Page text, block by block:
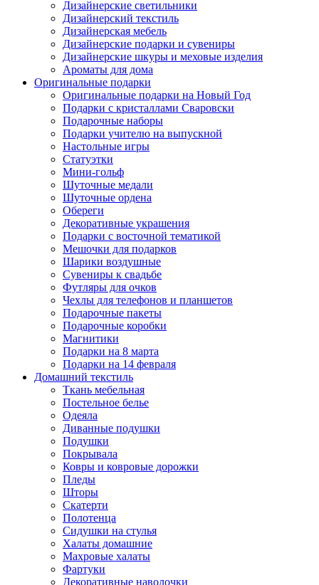
Дизайнерские светильники
Дизайнерский текстиль
Дизайнерская мебель
Дизайнерские подарки и сувениры
Дизайнерские шкуры и меховые изделия
Ароматы для дома
Оригинальные подарки
Оригинальные подарки на Новый Год
Подарки с кристаллами Сваровски
Подарочные наборы
Подарки учителю на выпускной
Настольные игры
Статуэтки
Мини-гольф
Шуточные медали
Шуточные ордена
Обереги
Декоративные украшения
Подарки с восточной тематикой
Мешочки для подарков
Шарики воздушные
Сувениры к свадьбе
Футляры для очков
Чехлы для телефонов и планшетов
Подарочные пакеты
Подарочные коробки
Магнитики
Подарки на 8 марта
Подарки на 14 февраля
Домашний текстиль
Ткань мебельная
Постельное белье
Одеяла
Диванные подушки
Подушки
Покрывала
Ковры и ковровые дорожки
Пледы
Шторы
Скатерти
Полотенца
Сидушки на стулья
Халаты домашние
Махровые халаты
Фартуки
Декоративные наволочки